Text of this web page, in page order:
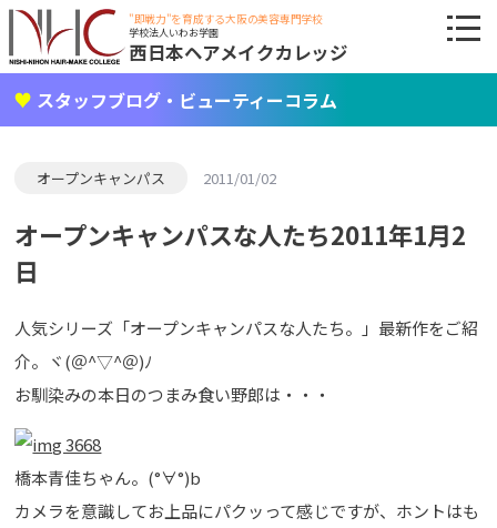
"即戦力"を育成する大阪の美容専門学校
学校法人いわお学園
西日本ヘアメイクカレッジ
スタッフブログ・ビューティーコラム
オープンキャンパス 2011/01/02
オープンキャンパスな人たち2011年1月2
日
人気シリーズ「オープンキャンパスな人たち。」最新作をご紹
介。ヾ(＠^▽^＠)ﾉ
お馴染みの本日のつまみ食い野郎は・・・
橋本青佳ちゃん。(°∀°)b
カメラを意識してお上品にパクッって感じですが、ホントはも